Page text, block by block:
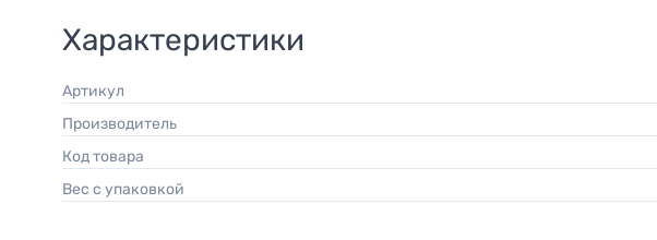
Характеристики
Артикул
Производитель
Код товара
Вес с упаковкой